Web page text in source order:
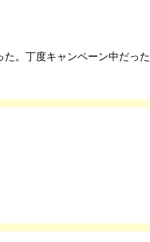
。丁度キャンペーン中だった